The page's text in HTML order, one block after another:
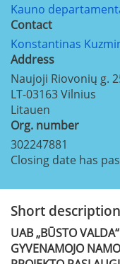
Kauno
Contact
Konstantinas
Address
Naujoji Riovonių g.
LT-03163Vilnius
Litauen
Org. number
302247881
Closing date has
Short description
UAB „BŪSTO
GYVENAMOJO